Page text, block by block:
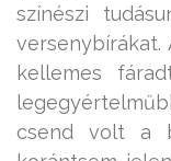
színészi
kellemes
csend volt a